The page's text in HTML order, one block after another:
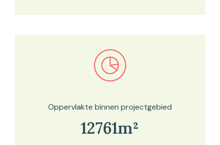
Bekijk in onze kaartviewer
Oppervlakte binnen projectgebied
12761m²